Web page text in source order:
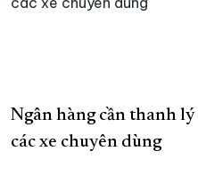
Ngân hàng cần thanh lý
các xe chuyên dùng